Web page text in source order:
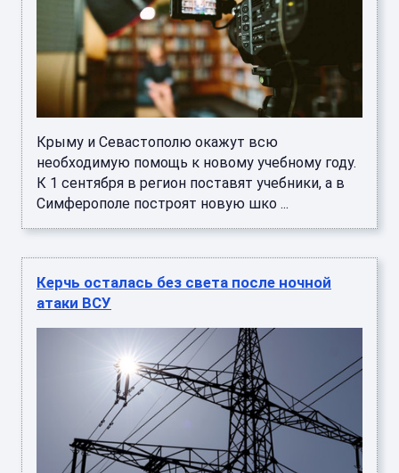
Крыму и Севастополю окажут всю
необходимую помощь к новому учебному году.
К 1 сентября в регион поставят учебники, а в
Симферополе построят новую шко ...
Керчь осталась без света после ночной
атаки ВСУ